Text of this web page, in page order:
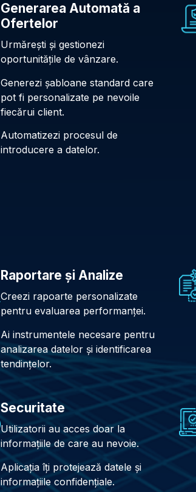
Generarea Automată a
Ofertelor
Urmărești și gestionezi
oportunitățile de vânzare.
Generezi șabloane standard care
pot fi personalizate pe nevoile
fiecărui client.
Automatizezi procesul de
introducere a datelor.
Raportare și Analize
Creezi rapoarte personalizate
pentru evaluarea performanței.
Ai instrumentele necesare pentru
analizarea datelor și identificarea
tendințelor.
Securitate
Utilizatorii au acces doar la
informațiile de care au nevoie.
Aplicația îți protejează datele și
informațiile confidențiale.